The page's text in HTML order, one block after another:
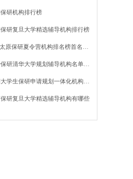
研机构排行榜
研复旦大学精选辅导机构排行榜
保研夏令营机构排名榜首名单揭秘
清华大学规划辅导机构名单推荐一览
生保研申请规划一体化机构排行榜哪个好
研复旦大学精选辅导机构有哪些